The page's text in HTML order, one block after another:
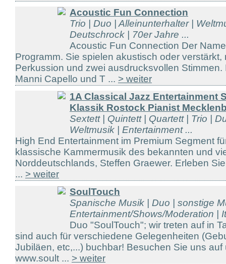
Acoustic Fun Connection
Trio | Duo | Alleinunterhalter |
Deutschrock | 70er Jahre ...
Acoustic Fun Connection Der
Programm. Sie spielen akustisch oder verstärkt,
Perkussion und zwei ausdrucksvollen
Manni Capello und T ... > weiter
1A Classical Jazz Entertainment
Klassik Rostock Pianist
Sextett | Quintett | Quartett | Trio |
Weltmusik | Entertainment ...
High End Entertainment im Premium Segment
klassische Kammermusik des bekannten und
Norddeutschlands, Steffen Graewer. Erleben
... > weiter
SoulTouch
Spanische Musik | Duo | sonstige
Entertainment/Shows/Moderation |
Duo "SoulTouch"; wir treten auf in
sind auch für verschiedene Gelegenheiten
Jubiläen, etc,...) buchbar! Besuchen Sie uns
www.soult ... > weiter